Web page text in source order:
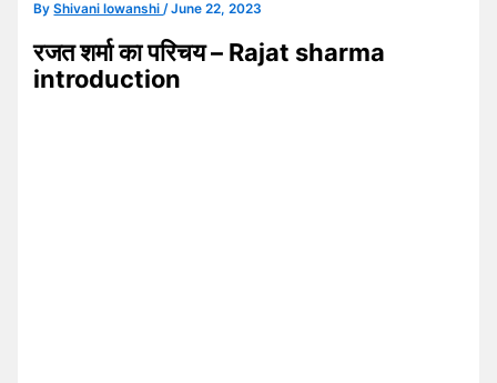
ByShivani lowanshi/June 22, 2023
रजत शर्मा का परिचय – Rajat sharma
introduction